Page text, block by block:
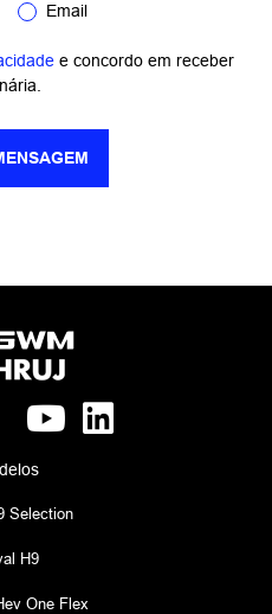
Email
e concordo em receber
Selection
H9
One Flex